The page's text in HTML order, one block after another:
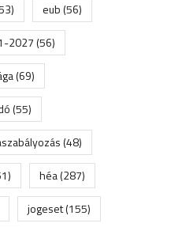
eub(56)
2027(56)
(69)
(55)
(48)
héa(287)
jogeset(155)